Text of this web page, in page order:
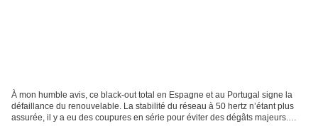
À mon humble avis, ce black-out total en Espagne et au Portugal signe la
défaillance du renouvelable. La stabilité du réseau à 50 hertz n’étant plus
assurée, il y a eu des coupures en série pour éviter des dégâts majeurs.